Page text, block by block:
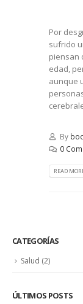
Por
sufrido
piensan
edad,
aunque
By
0
READ
CATEGORÍAS
Salud (2)
ÚLTIMOS POSTS